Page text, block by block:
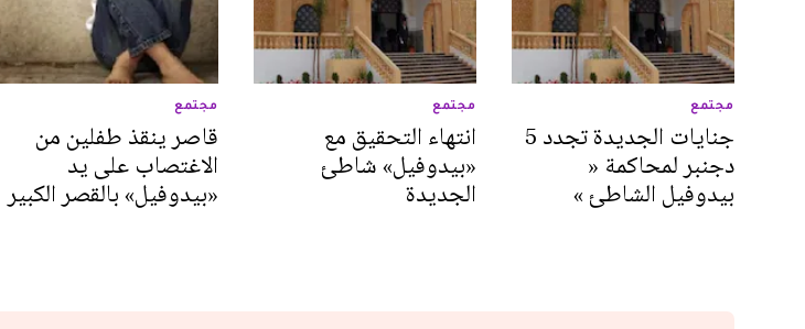
مجتمع
جنايات الجديدة تجدد 5
دجنبر لمحاكمة «
بيدوفيل الشاطئ »
مجتمع
انتهاء التحقيق مع
«بيدوفيل» شاطئ
الجديدة
مجتمع
قاصر ينقذ طفلين من
الاغتصاب على يد
«بيدوفيل» بالقصر الكبير